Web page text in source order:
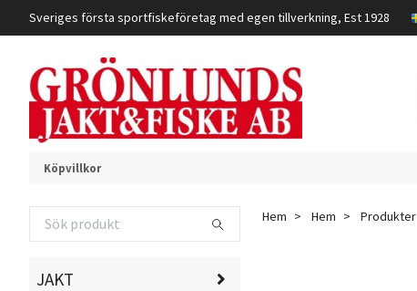
Sveriges första sportfiskeföretag med egen tillverkning, Est 1928
Köpvillkor
JAKT
Hem Hem Produkter